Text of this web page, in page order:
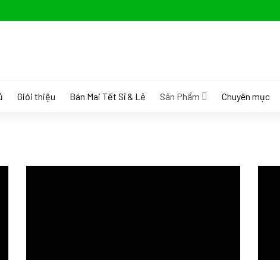
Giới thiệu Bán Mai Tết Sỉ & Lẻ Sản Phẩm Chuyên mục